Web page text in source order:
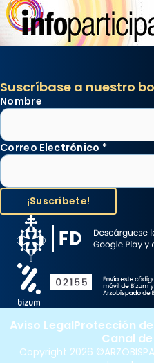
Suscríbase a nuestro
Nombre
Correo Electrónico *
Copyright 2026
Aviso LegalProtección
Canal